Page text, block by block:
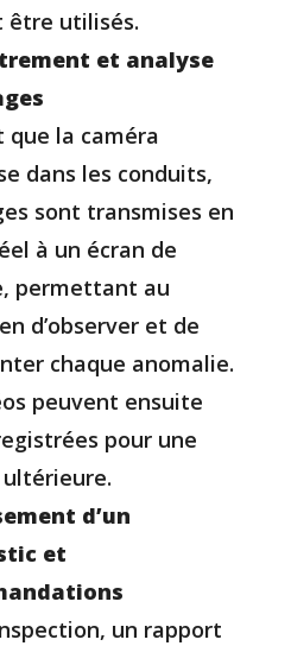
être utilisés.
et analyse
que la caméra
dans les conduits,
sont transmises en
à un écran de
permettant au
d’observer et de
chaque anomalie.
peuvent ensuite
pour une
d’un
et
un rapport